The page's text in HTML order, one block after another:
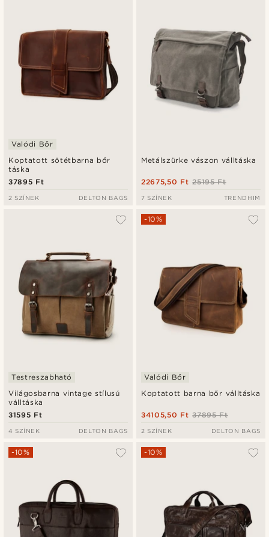
Koptatott sötétbarna bőr
táska
Valódi Bőr
37895 Ft
2 SZÍNEK DELTON BAGS
Metálszürke vászon válltáska
25195 Ft
22675,50 Ft
7 SZÍNEK TRENDHIM
Világosbarna vintage stílusú
válltáska
Testreszabható
31595 Ft
4 SZÍNEK DELTON BAGS
Koptatott barna bőr válltáska
-10%
Valódi Bőr
37895 Ft
34105,50 Ft
2 SZÍNEK DELTON BAGS
-10% -10%